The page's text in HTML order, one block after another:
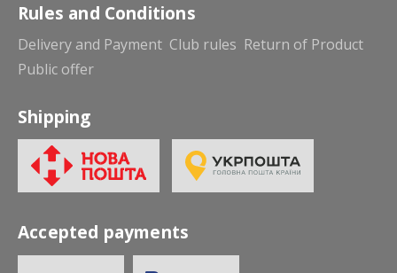
Rules and Conditions
Delivery and Payment Club rules Return of Product
Public offer
Shipping
Accepted payments